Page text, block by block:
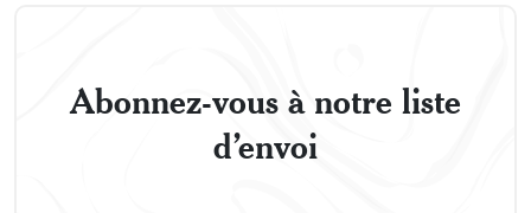
Abonnez-vous à notre liste
d’envoi